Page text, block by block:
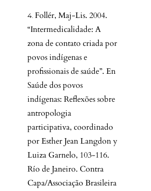
Follér, Maj-Lis. 2004.
“Intermedicalidade: A
zona de contato criada por
povos indígenas e
profissionais de saúde”. En
Saúde dos povos
indígenas: Reflexões sobre
antropologia
participativa, coordinado
por Esther Jean Langdon y
Luiza Garnelo, 103-116.
Río de Janeiro. Contra
Capa/Associação Brasileira